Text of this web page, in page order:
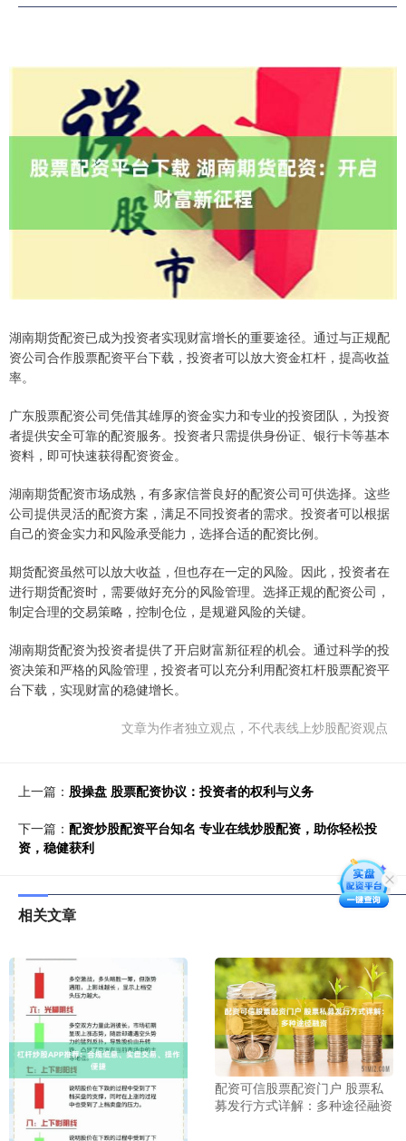
湖南期货配资已成为投资者实现财富增长的重要途径。通过与正规配
资公司合作股票配资平台下载，投资者可以放大资金杠杆，提高收益
率。
广东股票配资公司凭借其雄厚的资金实力和专业的投资团队，为投资
者提供安全可靠的配资服务。投资者只需提供身份证、银行卡等基本
资料，即可快速获得配资资金。
湖南期货配资市场成熟，有多家信誉良好的配资公司可供选择。这些
公司提供灵活的配资方案，满足不同投资者的需求。投资者可以根据
自己的资金实力和风险承受能力，选择合适的配资比例。
期货配资虽然可以放大收益，但也存在一定的风险。因此，投资者在
进行期货配资时，需要做好充分的风险管理。选择正规的配资公司，
制定合理的交易策略，控制仓位，是规避风险的关键。
湖南期货配资为投资者提供了开启财富新征程的机会。通过科学的投
资决策和严格的风险管理，投资者可以充分利用配资杠杆股票配资平
台下载，实现财富的稳健增长。
文章为作者独立观点，不代表线上炒股配资观点
上一篇： 股操盘 股票配资协议：投资者的权利与义务
下一篇： 配资炒股配资平台知名 专业在线炒股配资，助你轻松投
资，稳健获利
相关文章
配资可信股票配资门户 股票私
募发行方式详解：多种途径融资